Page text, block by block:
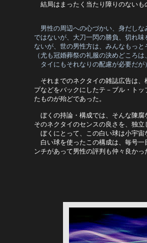
結局はまったく当たり障り
男性の周辺への心づかい、身だし
ではないが、大刀一閃の勝負、切れ
ないが、世の男性方は、みんなも
（尤も冠婚葬祭の礼服の決めどころ
タイにもそれなりの配慮が必要だが
それまでのネクタイの雑誌広告は、
プなどをバックにしたテ－ブル・ト
たものが殆どであった。
ぼくの持論・構成では、そ
そのネクタイのセンスの良さを、独
ぼくにとって、この白い球は小宇宙
白い球を使ったこの構成は、毎号一
ンチがあって男性の評判も仲々良か